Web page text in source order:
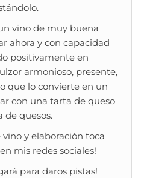
vino de muy buena
ahora y con capacidad
positivamente en
armonioso, presente,
que lo convierte en un
con una tarta de queso
quesos.
vino y elaboración toca
mis redes sociales!
para daros pistas!